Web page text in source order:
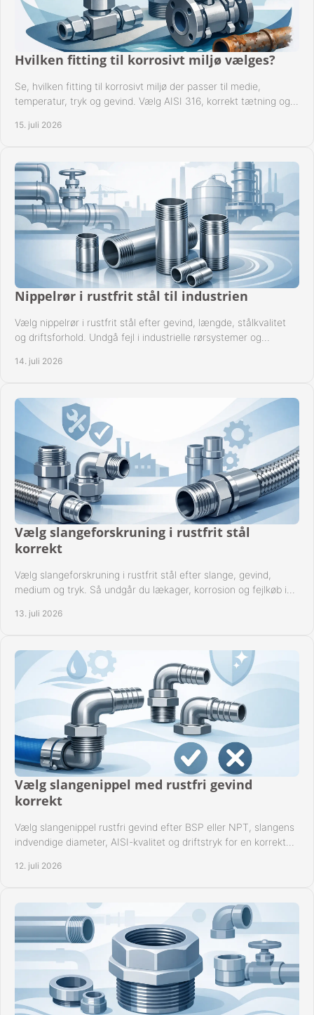
Hvilken fitting til korrosivt miljø vælges?
Se, hvilken fitting til korrosivt miljø der passer til medie,
temperatur, tryk og gevind. Vælg AISI 316, korrekt tætning og
15. juli 2026
Nippelrør i rustfrit stål til industrien
Vælg nippelrør i rustfrit stål efter gevind, længde, stålkvalitet
og driftsforhold. Undgå fejl i industrielle rørsystemer og
14. juli 2026
Vælg slangeforskruning i rustfrit stål
korrekt
Vælg slangeforskruning i rustfrit stål efter slange, gevind,
medium og tryk. Så undgår du lækager, korrosion og fejlkøb i
13. juli 2026
Vælg slangenippel med rustfri gevind
korrekt
Vælg slangenippel rustfri gevind efter BSP eller NPT, slangens
indvendige diameter, AISI-kvalitet og driftstryk for en korrekt
12. juli 2026